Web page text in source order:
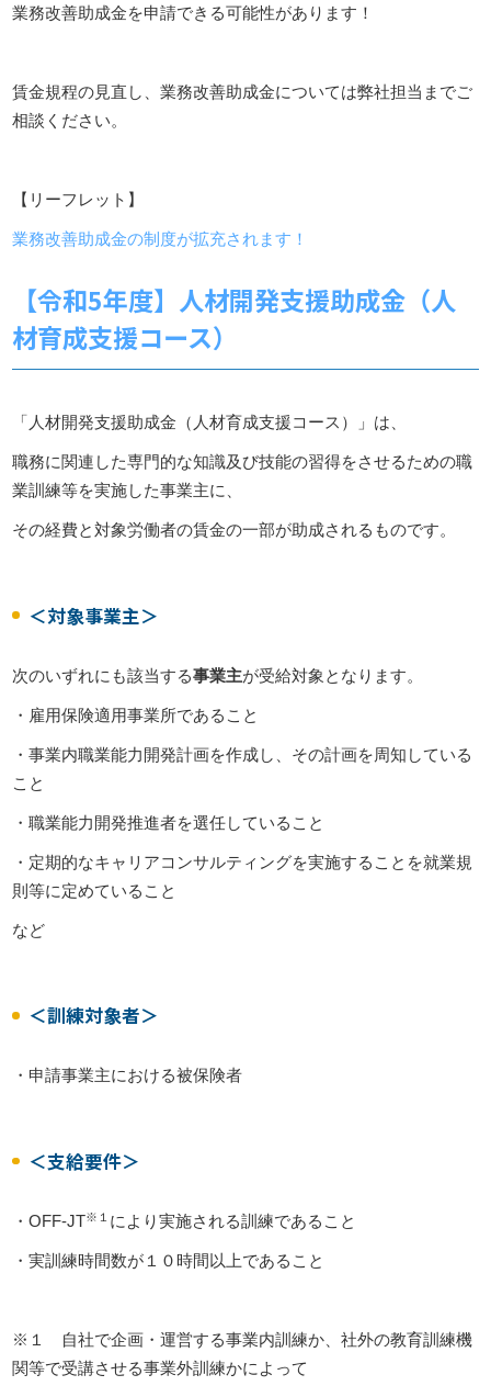
業務改善助成金を申請できる可能性があります！
賃金規程の見直し、業務改善助成金については弊社担当までご
相談ください。
【リーフレット】
業務改善助成金の制度が拡充されます！
【令和5年度】人材開発支援助成金（人
材育成支援コース）
「人材開発支援助成金（人材育成支援コース）」は、
職務に関連した専門的な知識及び技能の習得をさせるための職
業訓練等を実施した事業主に、
その経費と対象労働者の賃金の一部が助成されるものです。
＜対象事業主＞
次のいずれにも該当する事業主が受給対象となります。
・雇用保険適用事業所であること
・事業内職業能力開発計画を作成し、その計画を周知している
こと
・職業能力開発推進者を選任していること
・定期的なキャリアコンサルティングを実施することを就業規
則等に定めていること
など
＜訓練対象者＞
・申請事業主における被保険者
＜支給要件＞
・OFF-JT※１ により実施される訓練であること
・実訓練時間数が１０時間以上であること
※１ 自社で企画・運営する事業内訓練か、社外の教育訓練機
関等で受講させる事業外訓練かによって